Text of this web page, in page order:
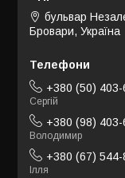
бульвар
Бровари, Україна
+380 (50) 403-
Сергій
+380 (98) 403-
Володимир
+380 (67) 544-
Ілля